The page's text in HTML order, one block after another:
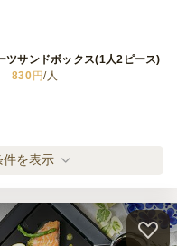
ツサンドボックス(1人2ピース)
830円/人
プランを見る（2件）
件を表示